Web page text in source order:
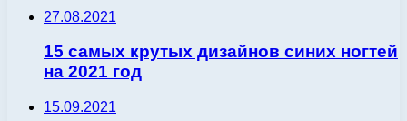
27.08.2021
15 самых крутых дизайнов синих ногтей
на 2021 год
15.09.2021